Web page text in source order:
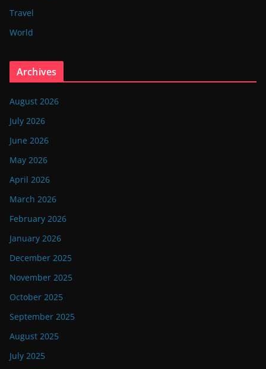
Travel
World
Archives
August 2026
July 2026
June 2026
May 2026
April 2026
March 2026
February 2026
January 2026
December 2025
November 2025
October 2025
September 2025
August 2025
July 2025